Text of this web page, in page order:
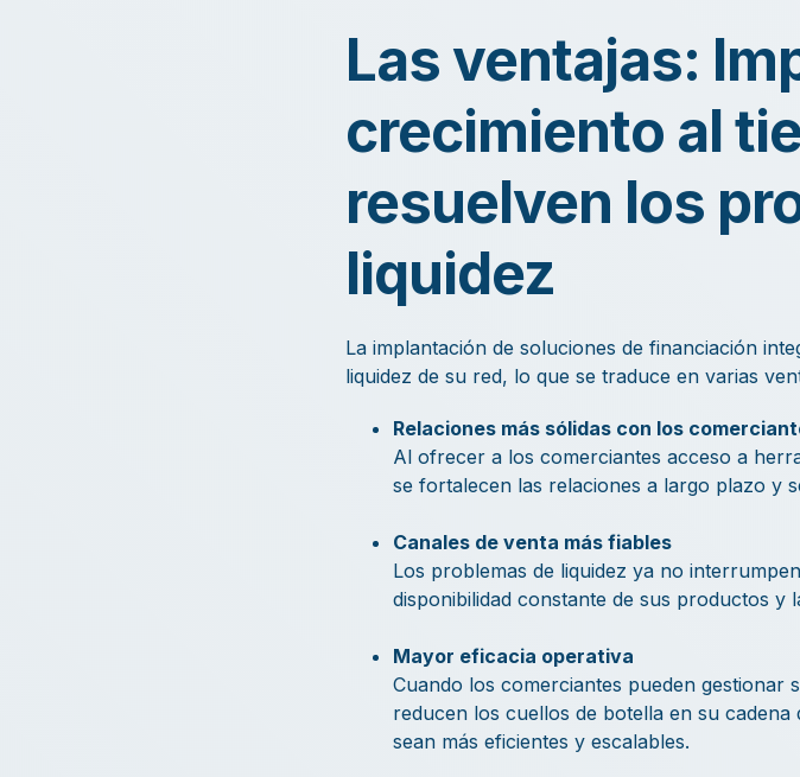
Las ventajas:
crecimiento al
resuelven los
liquidez
La implantación de soluciones de financiación
liquidez de su red, lo que se traduce en varias
Relaciones más sólidas con los
Al ofrecer a los comerciantes acceso a
se fortalecen las relaciones a largo plazo y
Canales de venta más fiables
Los problemas de liquidez ya no
disponibilidad constante de sus productos y
Mayor eficacia operativa
Cuando los comerciantes pueden gestionar
reducen los cuellos de botella en su
sean más eficientes y escalables.